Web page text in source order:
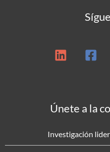
Únete a la
Investigación